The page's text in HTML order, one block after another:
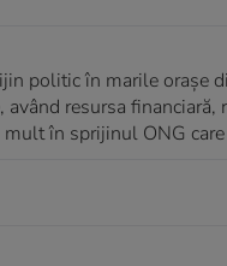
politic în marile orașe
resursa
în sprijinul ONG care